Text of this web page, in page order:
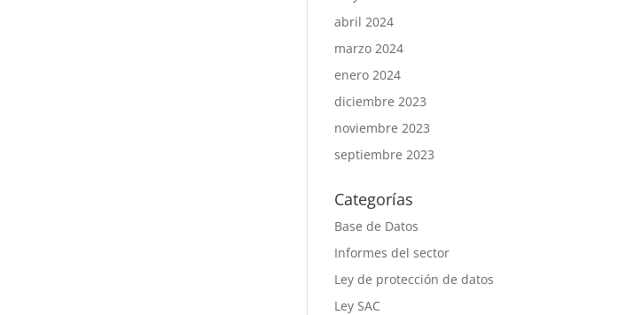
abril 2024
marzo 2024
enero 2024
diciembre 2023
noviembre 2023
septiembre 2023
Categorías
Base de Datos
Informes del sector
Ley de protección de datos
Ley SAC